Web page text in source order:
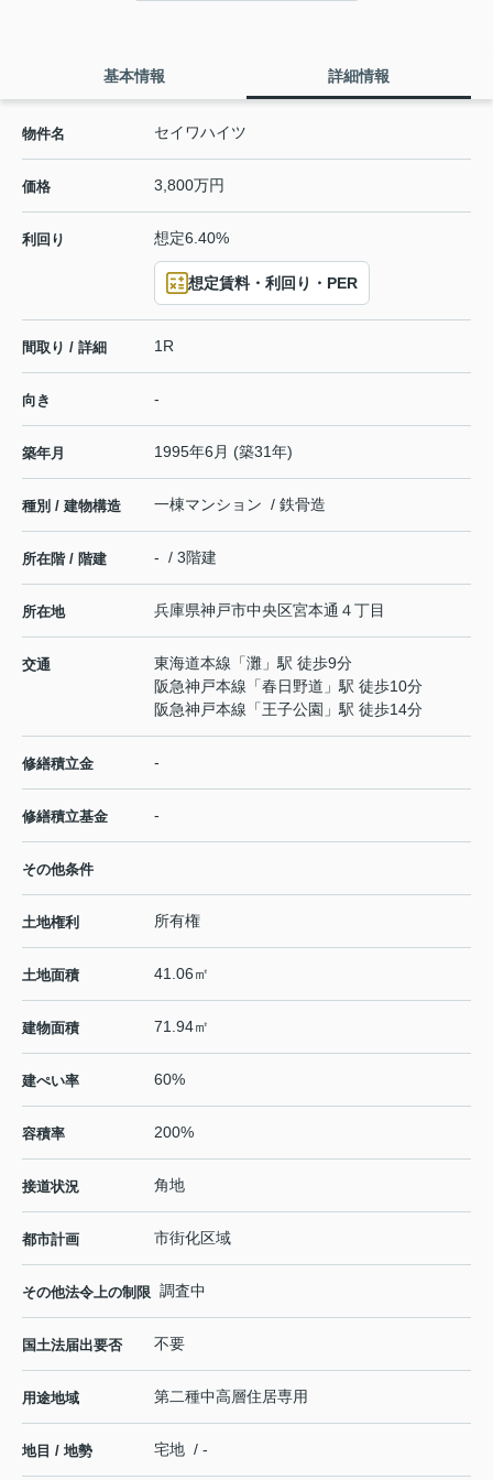
基本情報 詳細情報
物件名 セイワハイツ
価格 3,800万円
利回り 想定6.40%
想定賃料・利回り・PER
間取り / 詳細 1R
向き -
築年月 1995年6月 (築31年)
種別 / 建物構造 一棟マンション / 鉄骨造
所在階 / 階建 - / 3階建
所在地 兵庫県神戸市中央区宮本通 ４丁目
交通 東海道本線 「灘 」駅 徒歩9分
阪急神戸本線 「春日野道 」駅 徒歩10分
阪急神戸本線 「王子公園 」駅 徒歩14分
修繕積立金 -
修繕積立基金 -
その他条件
土地権利 所有権
土地面積 41.06㎡
建物面積 71.94㎡
建ぺい率 60%
容積率 200%
接道状況 角地
都市計画 市街化区域
その他法令上の制限 調査中
国土法届出要否 不要
用途地域 第二種中高層住居専用
地目 / 地勢 宅地 / -